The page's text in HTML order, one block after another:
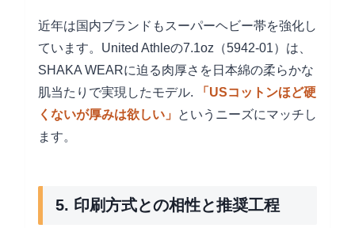
近年は国内ブランドもスーパーヘビー帯を強化し
ています。United Athleの7.1oz（5942-01）は、
SHAKA WEARに迫る肉厚さを日本綿の柔らかな
肌当たりで実現したモデル.
「USコットンほど硬
くないが厚みは欲しい」 というニーズにマッチし
ます。
5. 印刷方式との相性と推奨工程